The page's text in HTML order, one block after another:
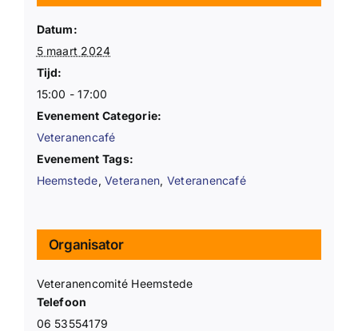
Datum:
5 maart 2024
Tijd:
15:00 - 17:00
Evenement Categorie:
Veteranencafé
Evenement Tags:
Heemstede,Veteranen, Veteranencafé
Organisator
Veteranencomité Heemstede
Telefoon
06 53554179